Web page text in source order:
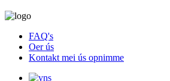
FAQ's
Oer ús
Kontakt mei ús opnimme